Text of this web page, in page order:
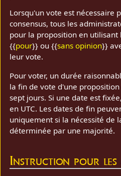
Lorsqu'un vote est nécessaire
consensus, tous les
pour la proposition en utilisant
{{pour}} ou {{sans opinion}}
leur vote.
Pour voter, un durée
la fin de vote d'une
sept jours. Si une date est
en UTC. Les dates de fin
uniquement si la nécessité de
déterminée par une majorité.
Instruction pour les